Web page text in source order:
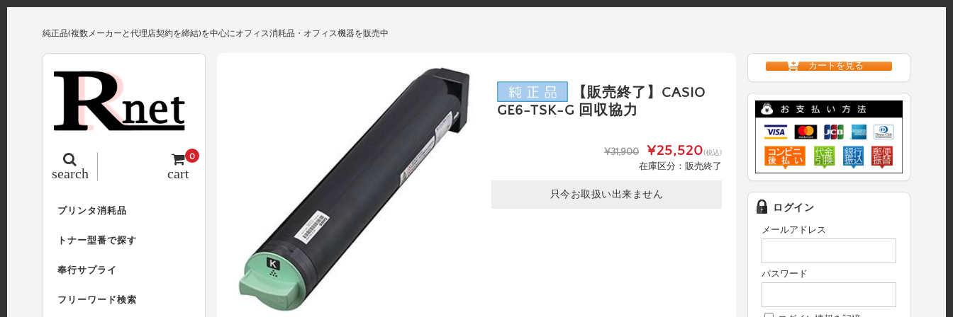
純正品(複数メーカーと代理店契約を締結)を中心にオフィス消耗品・オフィス機器を販売中
cart
0
search
プリンタ消耗品
トナー型番で探す
奉行サプライ
フリーワード検索
【販売終了】CASIO
GE6-TSK-G 回収協力
¥31,900 ¥25,520(税込)
在庫区分：販売終了
只今お取扱い出来ません
カートを見る
ログイン
メールアドレス
パスワード